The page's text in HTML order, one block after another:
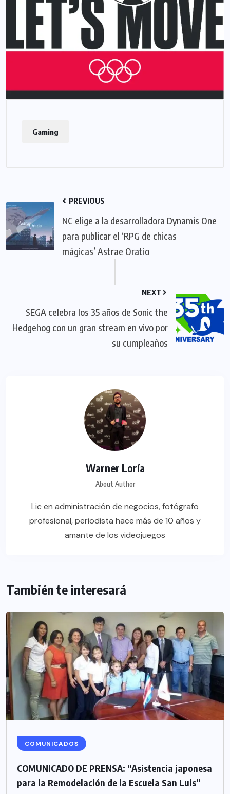
Gaming
PREVIOUS
NC elige a la desarrolladora Dynamis One
para publicar el ‘RPG de chicas
mágicas’ Astrae Oratio
NEXT
SEGA celebra los 35 años de Sonic the
Hedgehog con un gran stream en vivo por
su cumpleaños
Warner Loría
About Author
Lic en administración de negocios, fotógrafo
profesional, periodista hace más de 10 años y
amante de los videojuegos
También te interesará
COMUNICADOS
COMUNICADO DE PRENSA: “Asistencia japonesa
para la Remodelación de la Escuela San Luis”